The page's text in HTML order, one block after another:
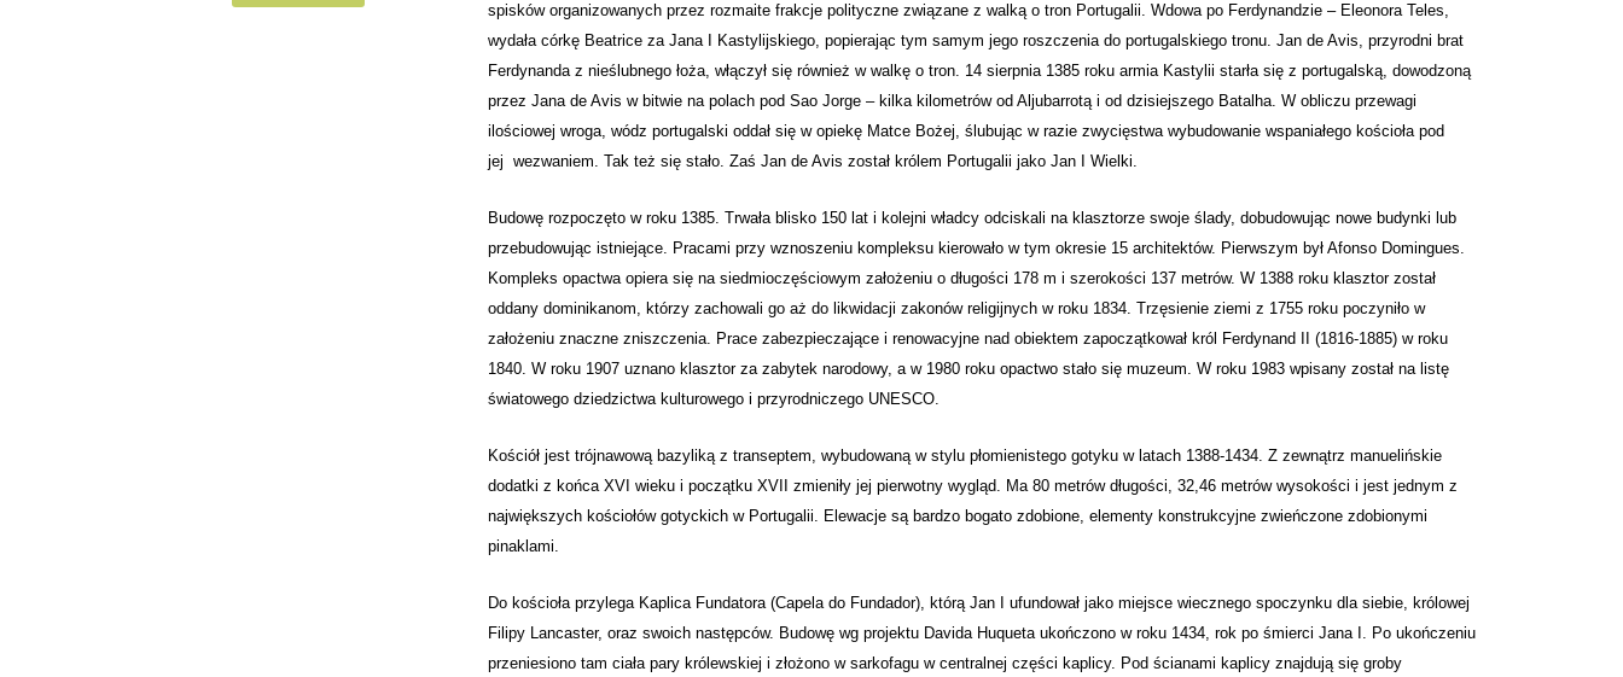
spisków organizowanych przez rozmaite frakcje polityczne związane z walką o tron Portugalii. Wdowa po Ferdynandzie – Eleonora Teles,
wydała córkę Beatrice za Jana I Kastylijskiego, popierając tym samym jego roszczenia do portugalskiego tronu. Jan de Avis, przyrodni brat
Ferdynanda z nieślubnego łoża, włączył się również w walkę o tron. 14 sierpnia 1385 roku armia Kastylii starła się z portugalską, dowodzoną
przez Jana de Avis w bitwie na polach pod Sao Jorge – kilka kilometrów od Aljubarrotą i od dzisiejszego Batalha. W obliczu przewagi
ilościowej wroga, wódz portugalski oddał się w opiekę Matce Bożej, ślubując w razie zwycięstwa wybudowanie wspaniałego kościoła pod
jej wezwaniem. Tak też się stało. Zaś Jan de Avis został królem Portugalii jako Jan I Wielki.
Budowę rozpoczęto w roku 1385. Trwała blisko 150 lat i kolejni władcy odciskali na klasztorze swoje ślady, dobudowując nowe budynki lub
przebudowując istniejące. Pracami przy wznoszeniu kompleksu kierowało w tym okresie 15 architektów. Pierwszym był Afonso Domingues.
Kompleks opactwa opiera się na siedmioczęściowym założeniu o długości 178 m i szerokości 137 metrów. W 1388 roku klasztor został
oddany dominikanom, którzy zachowali go aż do likwidacji zakonów religijnych w roku 1834. Trzęsienie ziemi z 1755 roku poczyniło w
założeniu znaczne zniszczenia. Prace zabezpieczające i renowacyjne nad obiektem zapoczątkował król Ferdynand II (1816-1885) w roku
1840. W roku 1907 uznano klasztor za zabytek narodowy, a w 1980 roku opactwo stało się muzeum. W roku 1983 wpisany został na listę
światowego dziedzictwa kulturowego i przyrodniczego UNESCO.
Kościół jest trójnawową bazyliką z transeptem, wybudowaną w stylu płomienistego gotyku w latach 1388-1434. Z zewnątrz manuelińskie
dodatki z końca XVI wieku i początku XVII zmieniły jej pierwotny wygląd. Ma 80 metrów długości, 32,46 metrów wysokości i jest jednym z
największych kościołów gotyckich w Portugalii. Elewacje są bardzo bogato zdobione, elementy konstrukcyjne zwieńczone zdobionymi
pinaklami.
Do kościoła przylega Kaplica Fundatora (Capela do Fundador), którą Jan I ufundował jako miejsce wiecznego spoczynku dla siebie, królowej
Filipy Lancaster, oraz swoich następców. Budowę wg projektu Davida Huqueta ukończono w roku 1434, rok po śmierci Jana I. Po ukończeniu
przeniesiono tam ciała pary królewskiej i złożono w sarkofagu w centralnej części kaplicy. Pod ścianami kaplicy znajdują się groby